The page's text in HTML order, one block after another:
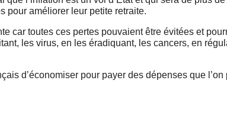
pour améliorer leur petite retraite.
car toutes ces pertes pouvaient être évitées et
les virus, en les éradiquant, les cancers, en
d’économiser pour payer des dépenses que